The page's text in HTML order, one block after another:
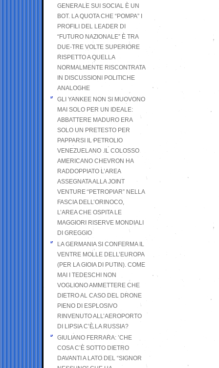
GENERALE SUI SOCIAL È UN
BOT. LA QUOTA CHE “POMPA” I
PROFILI DEL LEADER DI
“FUTURO NAZIONALE” È TRA
DUE-TRE VOLTE SUPERIORE
RISPETTO A QUELLA
NORMALMENTE RISCONTRATA
IN DISCUSSIONI POLITICHE
ANALOGHE
GLI YANKEE NON SI MUOVONO
MAI SOLO PER UN IDEALE:
ABBATTERE MADURO ERA
SOLO UN PRETESTO PER
PAPPARSI IL PETROLIO
VENEZUELANO .IL COLOSSO
AMERICANO CHEVRON HA
RADDOPPIATO L’AREA
ASSEGNATA ALLA JOINT
VENTURE “PETROPIAR” NELLA
FASCIA DELL’ORINOCO,
L’AREA CHE OSPITA LE
MAGGIORI RISERVE MONDIALI
DI GREGGIO
LA GERMANIA SI CONFERMA IL
VENTRE MOLLE DELL’EUROPA
(PER LA GIOIA DI PUTIN). COME
MAI I TEDESCHI NON
VOGLIONO AMMETTERE CHE
DIETRO AL CASO DEL DRONE
PIENO DI ESPLOSIVO
RINVENUTO ALL’AEROPORTO
DI LIPSIA C’È LA RUSSIA?
GIULIANO FERRARA: ’CHE
COSA C’È SOTTO DIETRO
DAVANTI A LATO DEL “SIGNOR